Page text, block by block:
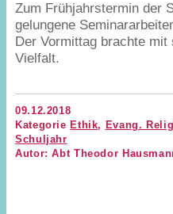
Zum Frühjahrstermin der
gelungene
Der Vormittag brachte
Vielfalt.
09.12.2018
Kategorie Ethik, Evang.
Schuljahr
Autor: Abt Theodor